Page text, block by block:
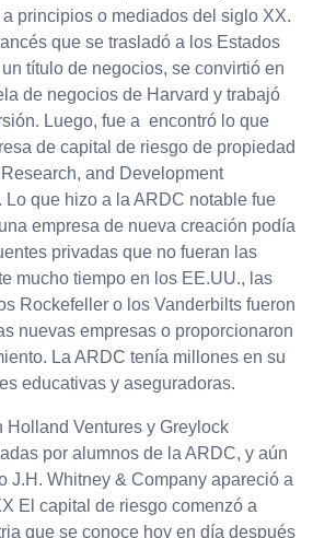
principios o mediados del siglo XX.
que se trasladó a los Estados
título de negocios, se convirtió en
de negocios de Harvard y trabajó
Luego, fue a encontró lo que
de capital de riesgo de propiedad
and Development
que hizo a la ARDC notable fue
empresa de nueva creación podía
privadas que no fueran las
mucho tiempo en los EE.UU., las
Rockefeller o los Vanderbilts fueron
nuevas empresas o proporcionaron
La ARDC tenía millones en su
educativas y aseguradoras.
Holland Ventures y Greylock
por alumnos de la ARDC, y aún
J.H. Whitney & Company apareció a
El capital de riesgo comenzó a
que se conoce hoy en día después